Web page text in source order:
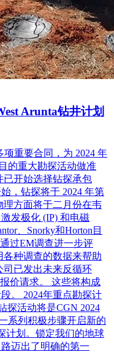
Arunta钻井计划
项重要合同，为 2024 年
的重大勘探活动做准
已开始选择钻探承包
，钻探将于 2024 年第
理方面将于二月份在韦
发极化 (IP) 和电磁
、Snorky和Horton目
过EM调查进一步评
种调查的数据来帮助
司已发出未来反循环
价请求。 这些将构成
。 2024年重点勘探计
探活动将是CGN 2024
系列积极步骤开启新的
计划。锁定我们的地球
迈出了明确的第一